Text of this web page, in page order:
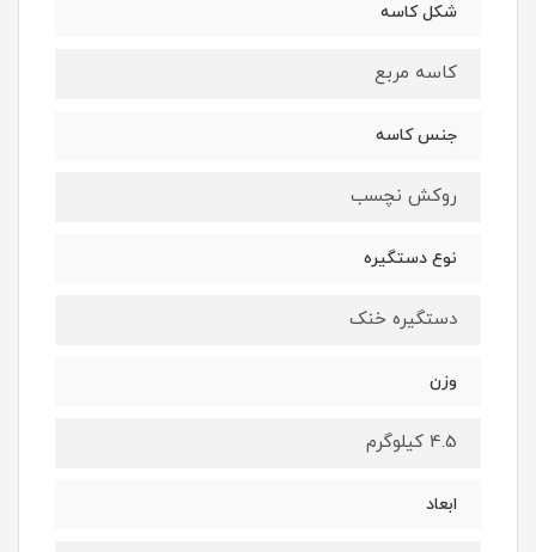
شکل کاسه
کاسه مربع
جنس کاسه
روکش نچسب
نوع دستگیره
دستگیره خنک
وزن
4.5 کیلوگرم
ابعاد